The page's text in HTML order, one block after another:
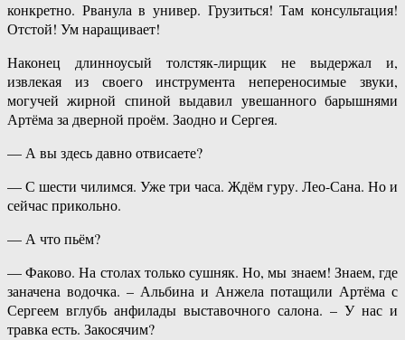
конкретно. Рванула в универ. Грузиться! Там консультация!
Отстой! Ум наращивает!
Наконец длинноусый толстяк-лирщик не выдержал и,
извлекая из своего инструмента непереносимые звуки,
могучей жирной спиной выдавил увешанного барышнями
Артёма за дверной проём. Заодно и Сергея.
— А вы здесь давно отвисаете?
— С шести чилимся. Уже три часа. Ждём гуру. Лео-Сана. Но и
сейчас прикольно.
— А что пьём?
— Факово. На столах только сушняк. Но, мы знаем! Знаем, где
заначена водочка. – Альбина и Анжела потащили Артёма с
Сергеем вглубь анфилады выставочного салона. – У нас и
травка есть. Закосячим?